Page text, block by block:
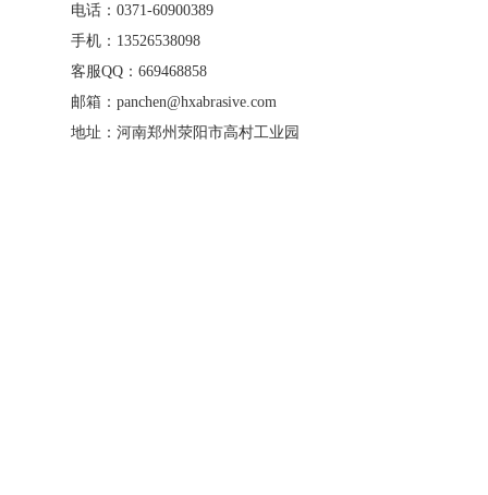
电话：0371-60900389
手机：13526538098
客服QQ：669468858
邮箱：panchen@hxabrasive.com
地址：河南郑州荥阳市高村工业园